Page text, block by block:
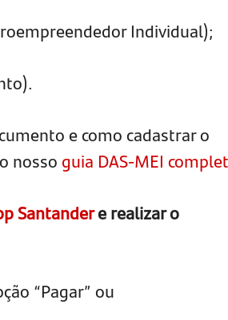
Individual);
e como cadastrar o
nosso guia DAS-MEI
Santandere realizar o
“Pagar” ou